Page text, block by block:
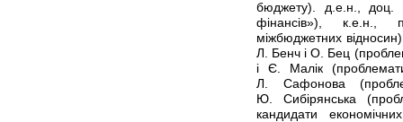
бюджету). д.е.н., доц.
фінансів»), к.е.н.,
міжбюджетних
Л. Бенч і О. Бец
і Є. Малік
Л. Сафонова
Ю. Сибірянська
кандидати